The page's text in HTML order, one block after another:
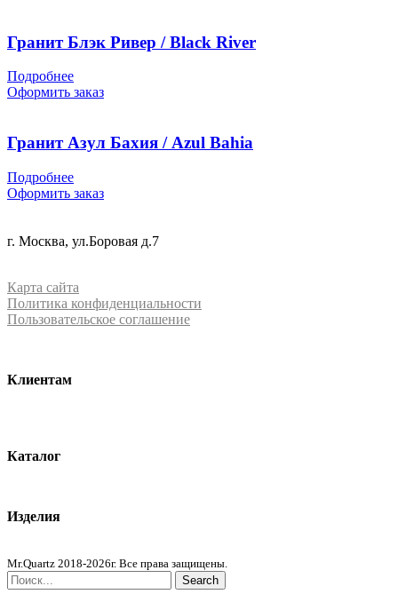
Гранит Блэк Ривер / Black River
Подробнее
Оформить заказ
Гранит Азул Бахия / Azul Bahia
Подробнее
Оформить заказ
г. Москва, ул.Боровая д.7
Карта сайта
Политика конфиденциальности
Пользовательское соглашение
Клиентам
Каталог
Изделия
Mr.Quartz 2018-2026г. Все права защищены.
Search